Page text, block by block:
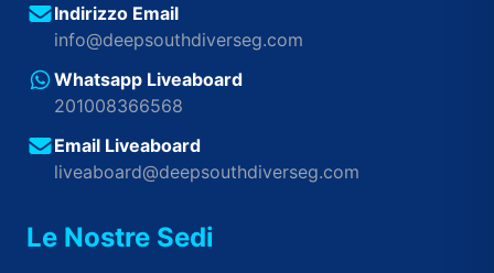
Indirizzo Email
info@deepsouthdiverseg.com
Whatsapp Liveaboard
201008366568
Email Liveaboard
liveaboard@deepsouthdiverseg.com
Le Nostre Sedi